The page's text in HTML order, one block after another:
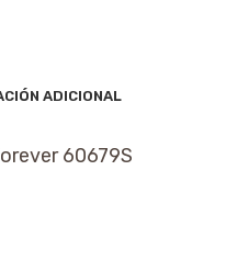
ADICIONAL
60679S